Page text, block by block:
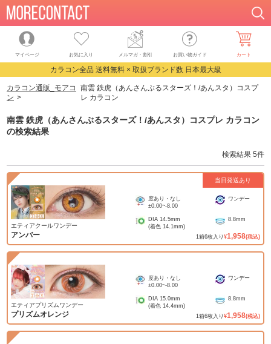
マイページ お気に入り メルマガ・割引 お買い物ガイド カート
カラコン全品 送料無料 × 取扱ブランド数 日本最大級
カラコン通販_モアコ
ン
南雲 鉄虎（あんさんぶるスターズ！/あんスタ）コスプ
レ カラコン
南雲 鉄虎（あんさんぶるスターズ！/あんスタ）コスプレ カラコン
の検索結果
検索結果 5件
当日発送あり
エティアクールワンデー
アンバー
度あり・なし
±0.00~-8.00
ワンデー
DIA 14.5mm
(着色 14.1mm)
8.8mm
1箱6枚入り ¥1,958(税込)
エティアプリズムワンデー
プリズムオレンジ
度あり・なし
±0.00~-8.00
ワンデー
DIA 15.0mm
(着色 14.4mm)
8.8mm
1箱6枚入り ¥1,958(税込)